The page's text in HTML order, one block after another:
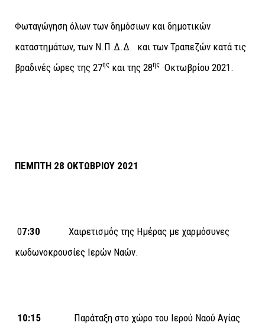
Φωταγώγηση όλων των δημόσιων και δημοτικών
καταστημάτων, των Ν.Π.Δ.Δ. και των Τραπεζών κατά τις
βραδινές ώρες της 27ης και της 28ης Οκτωβρίου 2021.
ΠΕΜΠΤΗ 28 ΟΚΤΩΒΡΙΟΥ 2021
07:30 Χαιρετισμός της Ημέρας με χαρμόσυνες
κωδωνοκρουσίες Ιερών Ναών.
10:15 Παράταξη στο χώρο του Ιερού Ναού Αγίας